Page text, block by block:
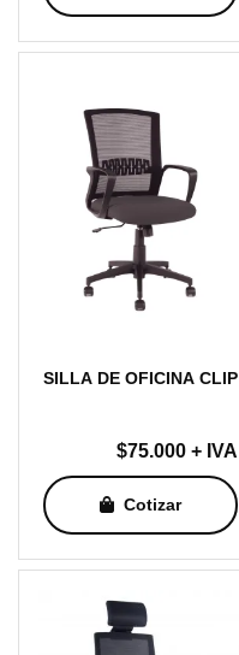
SILLA DE OFICINA CLIP
$75.000 + IVA
Cotizar